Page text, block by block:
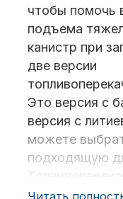
Автохолодильник
чтобы помочь
подъема
канистр при
две версии
Это версия с
версия с
можете
подходящую
SEAFLO
Читать